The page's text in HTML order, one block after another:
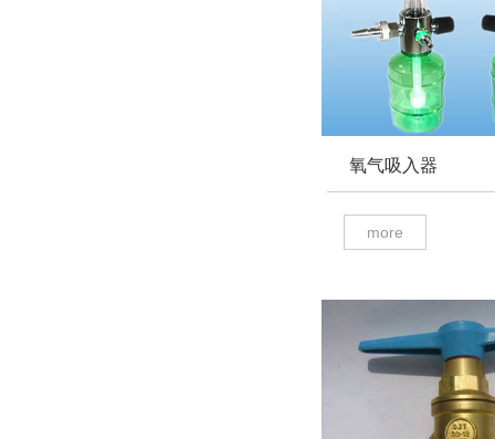
氧气吸入器
more